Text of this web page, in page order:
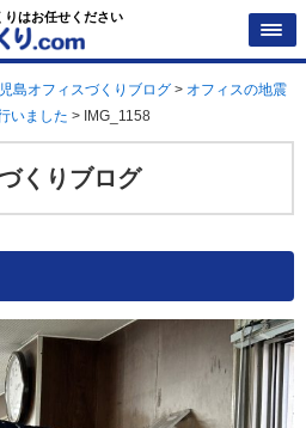
りはお任せください
島オフィスづくりブログ > オフィスの地震
いました > IMG_1158
くりブログ